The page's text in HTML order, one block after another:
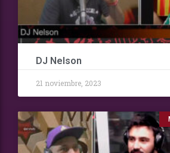
DJ Nelson
21 noviembre, 2023